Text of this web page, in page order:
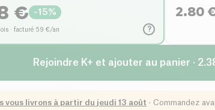
?
€ -15%
· facturé 59 €/an
2.80
Rejoindre K+ et ajouter au panier ·
vous livrons à partir du jeudi 13 août · Commandez